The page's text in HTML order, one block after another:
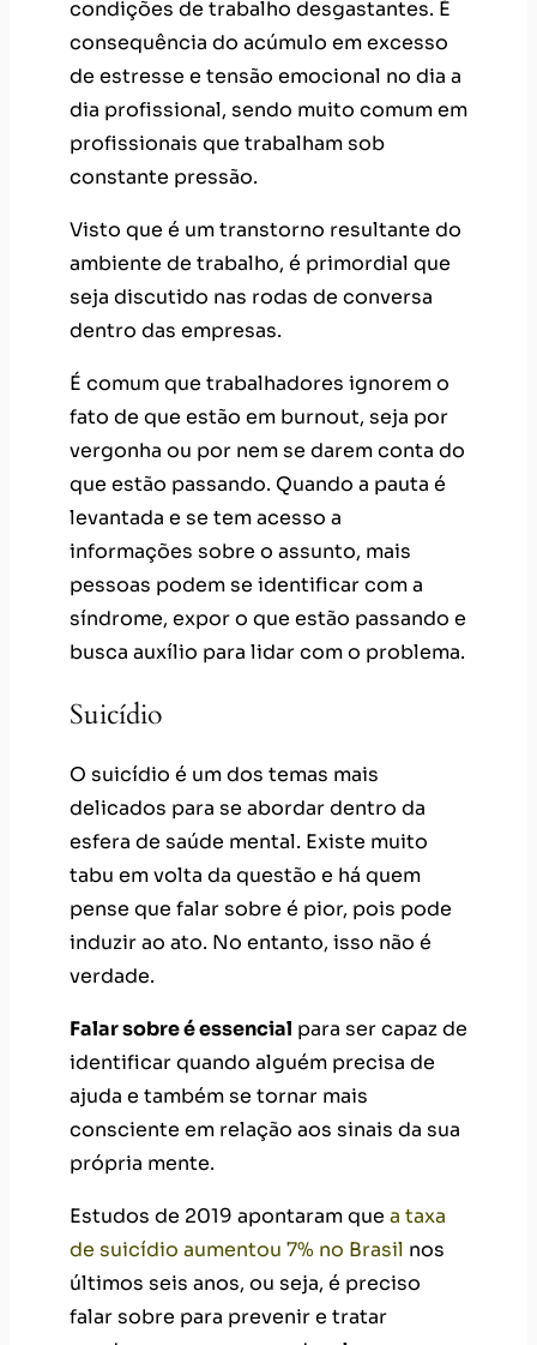
condições de trabalho desgastantes. É
consequência do acúmulo em excesso
de estresse e tensão emocional no dia a
dia profissional, sendo muito comum em
profissionais que trabalham sob
constante pressão.
Visto que é um transtorno resultante do
ambiente de trabalho, é primordial que
seja discutido nas rodas de conversa
dentro das empresas.
É comum que trabalhadores ignorem o
fato de que estão em burnout, seja por
vergonha ou por nem se darem conta do
que estão passando. Quando a pauta é
levantada e se tem acesso a
informações sobre o assunto, mais
pessoas podem se identificar com a
síndrome, expor o que estão passando e
busca auxílio para lidar com o problema.
Suicídio
O suicídio é um dos temas mais
delicados para se abordar dentro da
esfera de saúde mental. Existe muito
tabu em volta da questão e há quem
pense que falar sobre é pior, pois pode
induzir ao ato. No entanto, isso não é
verdade.
Falar sobre é essencial para ser capaz de
identificar quando alguém precisa de
ajuda e também se tornar mais
consciente em relação aos sinais da sua
própria mente.
Estudos de 2019 apontaram que a taxa
de suicídio aumentou 7% no Brasil nos
últimos seis anos, ou seja, é preciso
falar sobre para prevenir e tratar